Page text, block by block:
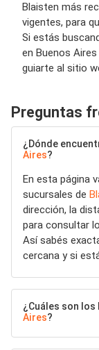
Blaisten más
vigentes, para
Si estás
en Buenos
guiarte al sitio
Preguntas
¿Dónde
Aires?
En esta página
sucursales de
dirección, la
para consultar
Así sabés
cercana y si
¿Cuáles son
Aires?